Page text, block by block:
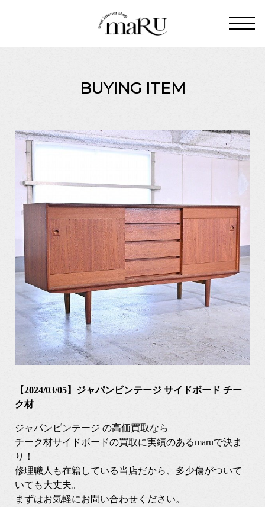
BUYING ITEM
【2024/03/05】ジャパンビンテージ サイドボード チー
ク材
ジャパンビンテージ の高価買取なら
チーク材サイドボードの買取に実績のあるmaruで決ま
り！
修理職人も在籍している当店だから、多少傷がついて
いても大丈夫。
まずはお気軽にお問い合わせください。